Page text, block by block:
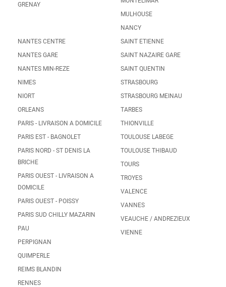
GRENAY
MULHOUSE
NANCY
NANTES CENTRE
NANTES GARE
NANTES MIN-REZE
NIMES
NIORT
ORLEANS
PARIS - LIVRAISON A DOMICILE
PARIS EST - BAGNOLET
PARIS NORD - ST DENIS LA
BRICHE
PARIS OUEST - LIVRAISON A
DOMICILE
PARIS OUEST - POISSY
PARIS SUD CHILLY MAZARIN
PAU
PERPIGNAN
QUIMPERLE
REIMS BLANDIN
RENNES
SAINT ETIENNE
SAINT NAZAIRE GARE
SAINT QUENTIN
STRASBOURG
STRASBOURG MEINAU
TARBES
THIONVILLE
TOULOUSE LABEGE
TOULOUSE THIBAUD
TOURS
TROYES
VALENCE
VANNES
VEAUCHE / ANDREZIEUX
VIENNE